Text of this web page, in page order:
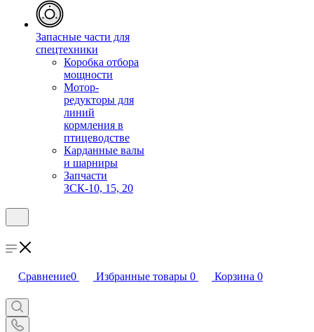
Запасные части для
спецтехники
Коробка отбора
мощности
Мотор-
редукторы для
линий
кормления в
птицеводстве
Карданные валы
и шарниры
Запчасти
ЗСК-10, 15, 20
Сравнение0 Избранные товары 0 Корзина 0